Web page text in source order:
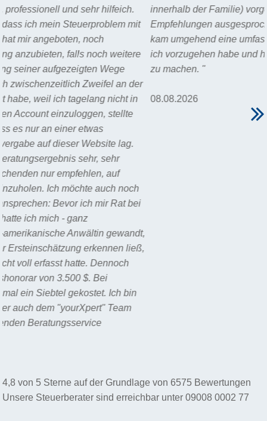
innerhalb der Familie) vorgenommen und klare
Empfehlungen ausgesprochen wurden. Auch auf
kam umgehend eine umfassende Antwort. Ich weiß nun wie
ich vorzugehen habe und habe ein gutes Gefühl nichts
zu machen. "
08.08.2026
4,8 von 5 Sterne auf der Grundlage von 6575 Bewertungen
Unsere Steuerberater sind erreichbar unter 09008 0002 77